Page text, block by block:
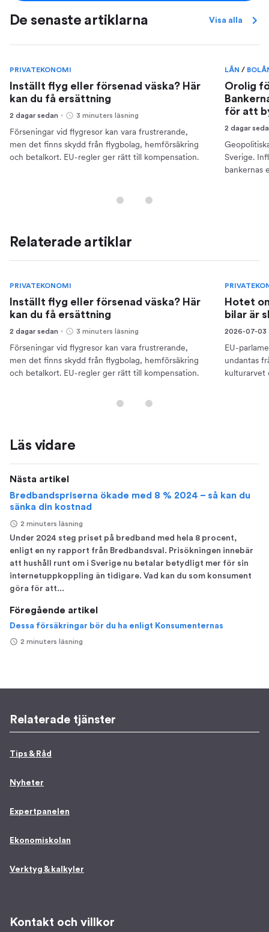
De senaste artiklarna Visa alla
PRIVATEKONOMI
Inställt flyg eller försenad väska? Här
kan du få ersättning
2 dagar sedan 3 minuters läsning
Förseningar vid flygresor kan vara frustrerande,
men det finns skydd från flygbolag, hemförsäkring
och betalkort. EU-regler ger rätt till kompensation.
LÅN/
Orolig
för att
2 dagar
Sverige.
bankernas
Relaterade artiklar
PRIVATEKONOMI
Inställt flyg eller försenad väska? Här
kan du få ersättning
2 dagar sedan 3 minuters läsning
Förseningar vid flygresor kan vara frustrerande,
men det finns skydd från flygbolag, hemförsäkring
och betalkort. EU-regler ger rätt till kompensation.
Hotet
bilar är
2026-07-03
EU-
undantas
kulturarvet
Läs vidare
Nästa artikel
Bredbandspriserna ökade med 8 % 2024 – så kan du
sänka din kostnad
2 minuters läsning
Under 2024 steg priset på bredband med hela 8 procent,
enligt en ny rapport från Bredbandsval. Prisökningen innebär
att hushåll runt om i Sverige nu betalar betydligt mer för sin
internetuppkoppling än tidigare. Vad kan du som konsument
göra för att...
Föregående artikel
Dessa försäkringar bör du ha enligt Konsumenternas
2 minuters läsning
Relaterade tjänster
Tips & Råd
Nyheter
Expertpanelen
Ekonomiskolan
Verktyg & kalkyler
Kontakt och villkor